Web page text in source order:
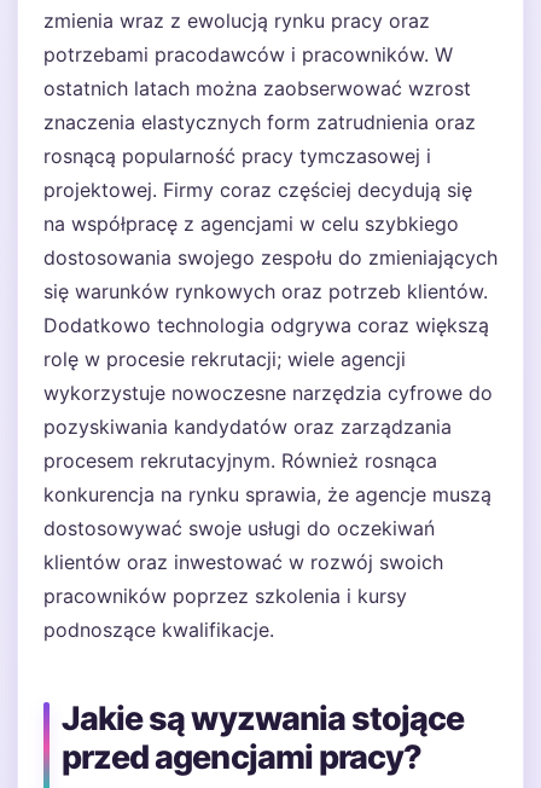
zmienia wraz z ewolucją rynku pracy oraz
potrzebami pracodawców i pracowników. W
ostatnich latach można zaobserwować wzrost
znaczenia elastycznych form zatrudnienia oraz
rosnącą popularność pracy tymczasowej i
projektowej. Firmy coraz częściej decydują się
na współpracę z agencjami w celu szybkiego
dostosowania swojego zespołu do zmieniających
się warunków rynkowych oraz potrzeb klientów.
Dodatkowo technologia odgrywa coraz większą
rolę w procesie rekrutacji; wiele agencji
wykorzystuje nowoczesne narzędzia cyfrowe do
pozyskiwania kandydatów oraz zarządzania
procesem rekrutacyjnym. Również rosnąca
konkurencja na rynku sprawia, że agencje muszą
dostosowywać swoje usługi do oczekiwań
klientów oraz inwestować w rozwój swoich
pracowników poprzez szkolenia i kursy
podnoszące kwalifikacje.
Jakie są wyzwania stojące
przed agencjami pracy?